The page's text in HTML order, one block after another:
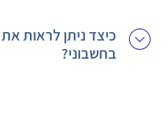
כיצד ניתן לראות
בחשבוני?